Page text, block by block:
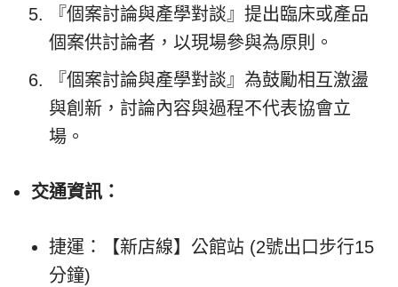
『個案討論與產學對談』提出臨床或產品
個案供討論者，以現場參與為原則。
『個案討論與產學對談』為鼓勵相互激盪
與創新，討論內容與過程不代表協會立
場。
交通資訊：
捷運：【新店線】公館站 (2號出口步行15
分鐘)